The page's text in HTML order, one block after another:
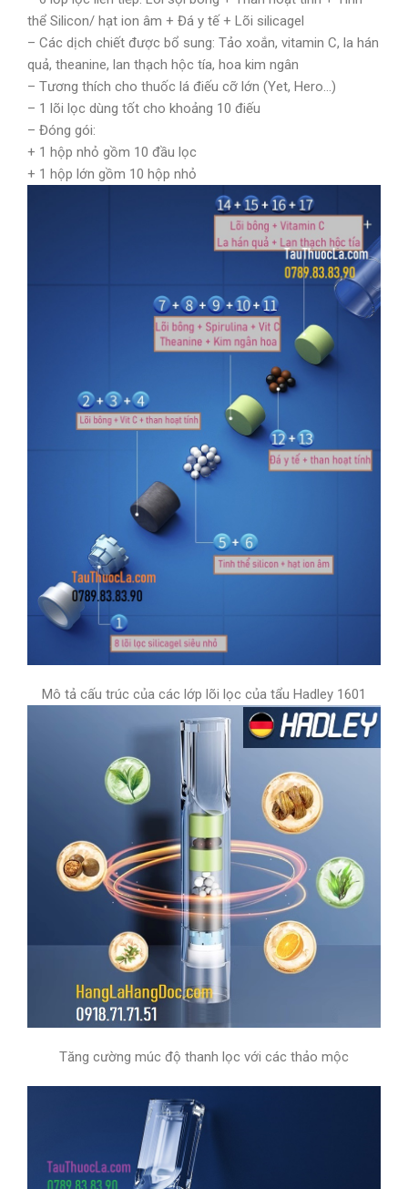
thể Silicon/ hạt ion âm + Đá y tế + Lõi silicagel
– Các dịch chiết được bổ sung: Tảo xoắn, vitamin C, la hán
quả, theanine, lan thạch hộc tía, hoa kim ngân
– Tương thích cho thuốc lá điếu cỡ lớn (Yet, Hero…)
– 1 lõi lọc dùng tốt cho khoảng 10 điếu
– Đóng gói:
+ 1 hộp nhỏ gồm 10 đầu lọc
+ 1 hộp lớn gồm 10 hộp nhỏ
Mô tả cấu trúc của các lớp lõi lọc của tẩu Hadley 1601
Tăng cường múc độ thanh lọc với các thảo mộc